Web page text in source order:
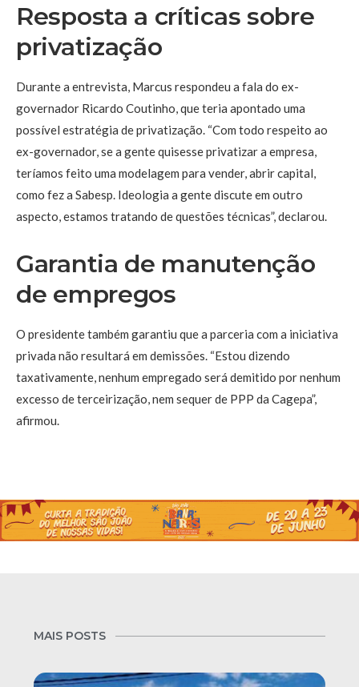
Resposta a críticas sobre
privatização
Durante a entrevista, Marcus respondeu a fala do ex-
governador Ricardo Coutinho, que teria apontado uma
possível estratégia de privatização. “Com todo respeito ao
ex-governador, se a gente quisesse privatizar a empresa,
teríamos feito uma modelagem para vender, abrir capital,
como fez a Sabesp. Ideologia a gente discute em outro
aspecto, estamos tratando de questões técnicas”, declarou.
Garantia de manutenção
de empregos
O presidente também garantiu que a parceria com a iniciativa
privada não resultará em demissões. “Estou dizendo
taxativamente, nenhum empregado será demitido por nenhum
excesso de terceirização, nem sequer de PPP da Cagepa”,
afirmou.
MAIS POSTS